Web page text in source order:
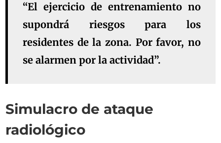
“El ejercicio de entrenamiento no
supondrá riesgos para los
residentes de la zona. Por favor, no
se alarmen por la actividad”.
Simulacro de ataque
radiológico